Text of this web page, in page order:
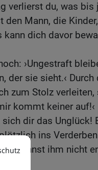
verlierst du, was bis
den Mann, die
dich davor
›Ungestraft
der sie sieht.‹
zum Stolz verleiten,
kommt keiner auf!‹
dir das Unglück!
ins
du kannst ihm nicht